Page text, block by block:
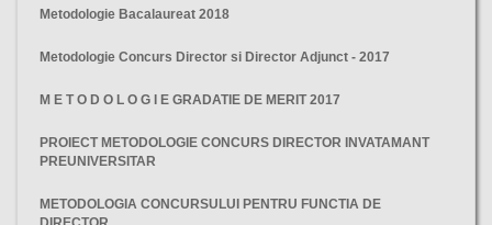
Metodologie Bacalaureat 2018
Metodologie Concurs Director si Director Adjunct - 2017
M E T O D O L O G I E GRADATIE DE MERIT 2017
PROIECT METODOLOGIE CONCURS DIRECTOR INVATAMANT
PREUNIVERSITAR
METODOLOGIA CONCURSULUI PENTRU FUNCTIA DE